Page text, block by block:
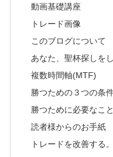
動画基礎講座
トレード画像
このブログについて
あなた、聖杯探しを
複数時間軸(MTF)
勝つための３つの条
勝つために必要なこと
読者様からのお手紙
トレードを改善する